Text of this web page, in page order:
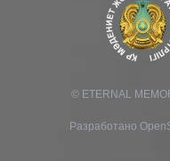
© ETERNAL
Разработано